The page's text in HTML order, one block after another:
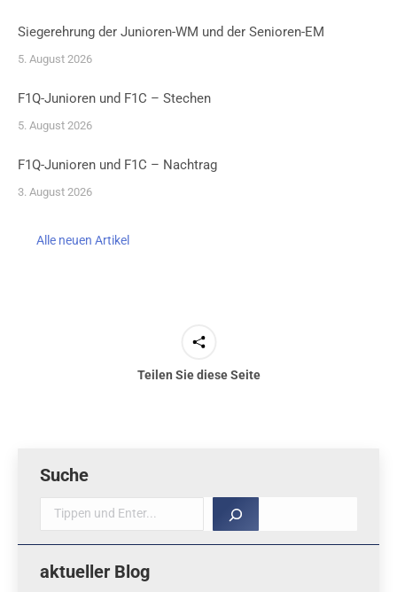
Siegerehrung der Junioren-WM und der Senioren-EM
5. August 2026
F1Q-Junioren und F1C – Stechen
5. August 2026
F1Q-Junioren und F1C – Nachtrag
3. August 2026
Alle neuen Artikel
Teilen Sie diese Seite
Suche
Suche
aktueller Blog